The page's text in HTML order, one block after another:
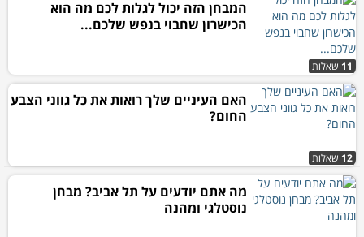
11 שאלות
המבחן הזה יכול לגלות לכם מה הוא
הכישרון שחבוי בנפש שלכם...
12 שאלות
האם העיניים שלך רואות את כל גווני הצבע
החום?
מה אתם יודעים על תל אביב? מבחן
נוסטלגי ומהנה